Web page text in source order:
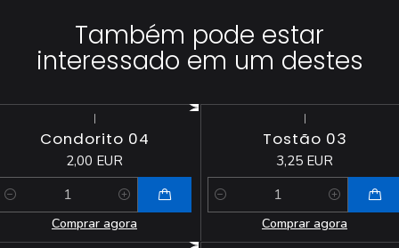
Também pode estar
interessado em um destes
|
Condorito 04
2,00 EUR
Comprar agora
|
Tostão 03
3,25 EUR
Quantidade
Comprar agora